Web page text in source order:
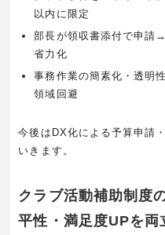
以内に限定
部長が領収書添付で申請
省力化
事務作業の簡素化・透明
領域回避
今後はDX化による予算申請
いきます。
クラブ活動補助制度
平性・満足度UPを両